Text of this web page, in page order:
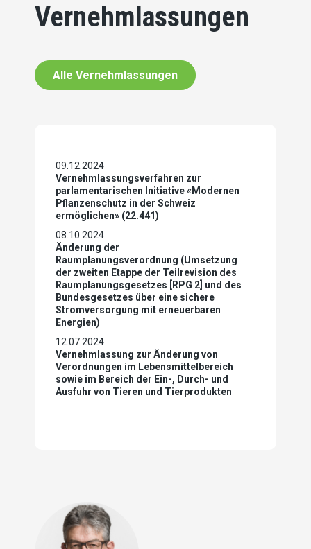
Vernehmlassungen
Alle Vernehmlassungen
09.12.2024
Vernehmlassungsverfahren zur
parlamentarischen Initiative «Modernen
Pflanzenschutz in der Schweiz
ermöglichen» (22.441)
08.10.2024
Änderung der
Raumplanungsverordnung (Umsetzung
der zweiten Etappe der Teilrevision des
Raumplanungsgesetzes [RPG 2] und des
Bundesgesetzes über eine sichere
Stromversorgung mit erneuerbaren
Energien)
12.07.2024
Vernehmlassung zur Änderung von
Verordnungen im Lebensmittelbereich
sowie im Bereich der Ein-, Durch- und
Ausfuhr von Tieren und Tierprodukten